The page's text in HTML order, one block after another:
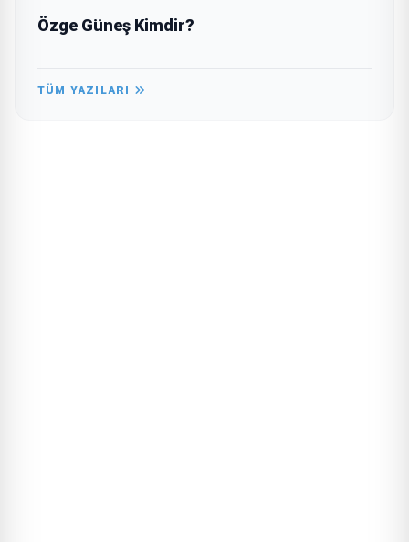
Özge Güneş Kimdir?
TÜM YAZILARI